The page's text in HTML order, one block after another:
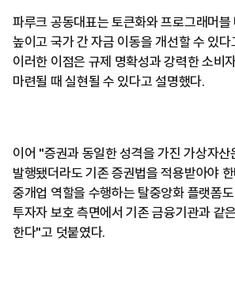
파루크 공동대표는 토큰화와 프로그래머
높이고 국가 간 자금 이동을 개선할 수 있
이러한 이점은 규제 명확성과 강력한 소비
마련될 때 실현될 수 있다고 설명했다.
이어 "증권과 동일한 성격을 가진 가상자산
발행됐더라도 기존 증권법을 적용받아야
중개업 역할을 수행하는 탈중앙화 플랫폼
투자자 보호 측면에서 기존 금융기관과 같
한다"고 덧붙였다.